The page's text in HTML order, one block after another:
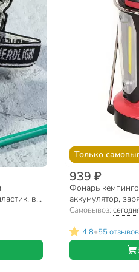
в
Только
939 ₽
Фонарь
аккумулятор,
пластик, черно-
Самовывоз:
4.8•55 отзывов